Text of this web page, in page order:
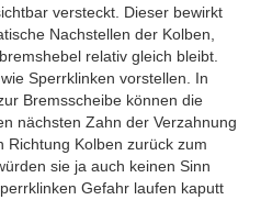
versteckt. Dieser bewirkt
Nachstellen der Kolben,
relativ gleich bleibt.
Sperrklinken vorstellen. In
Bremsscheibe können die
nächsten Zahn der Verzahnung
Richtung Kolben zurück zum
sie ja auch keinen Sinn
Gefahr laufen kaputt